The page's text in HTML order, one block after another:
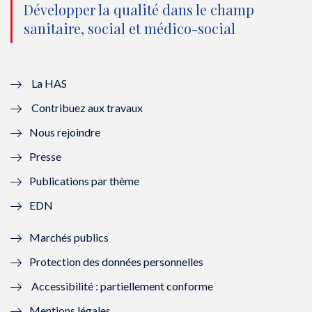
o
u
l
l
f
n
ê
t
n
o
e
e
n
ê
o
u
ê
t
n
o
ê
Développer la qualité dans le champ
sanitaire, social et médico-social
La HAS
Contribuez aux travaux
Nous rejoindre
Presse
Publications par thème
EDN
Marchés publics
Protection des données personnelles
Accessibilité : partiellement conforme